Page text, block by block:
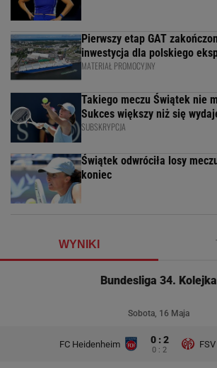
Pierwszy etap GAT
inwestycja dla polskiego
MATERIAŁ PROMOCYJNY
Takiego meczu Świątek nie
Sukces większy niż się
SUBSKRYPCJA
Świątek odwróciła losy
koniec
WYNIKI
Bundesliga 34. Kolejka
Sobota, 16 Maja
FC Heidenheim 0 : 2
0 : 2